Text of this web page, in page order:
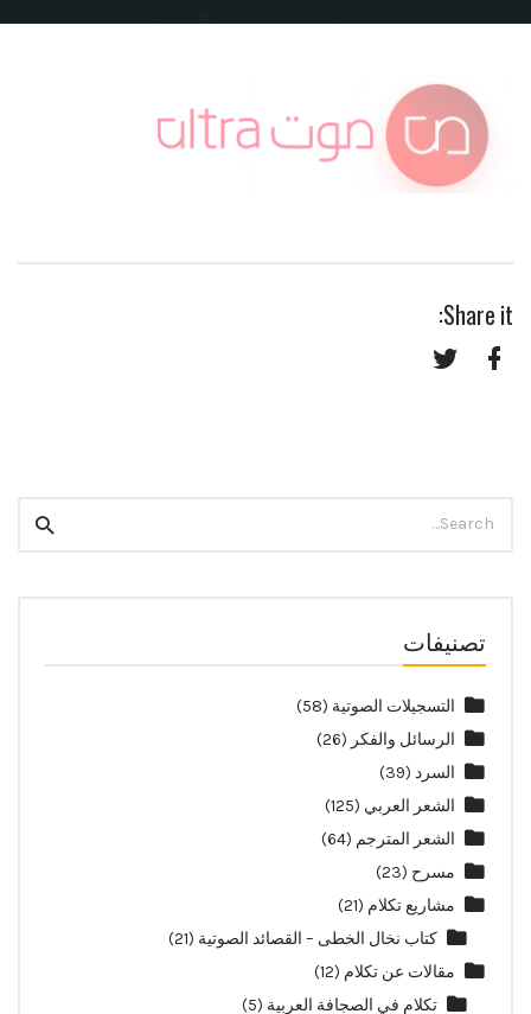
Share it:
for:
تصنيفات
التسجيلات الصوتية (58)
الرسائل والفكر (26)
السرد (39)
الشعر العربي (125)
الشعر المترجم (64)
مسرح (23)
مشاريع تكلام (21)
كتاب نخال الخطى – القصائد الصوتية (21)
مقالات عن تكلام (12)
تكلام في الصجافة العربية (5)